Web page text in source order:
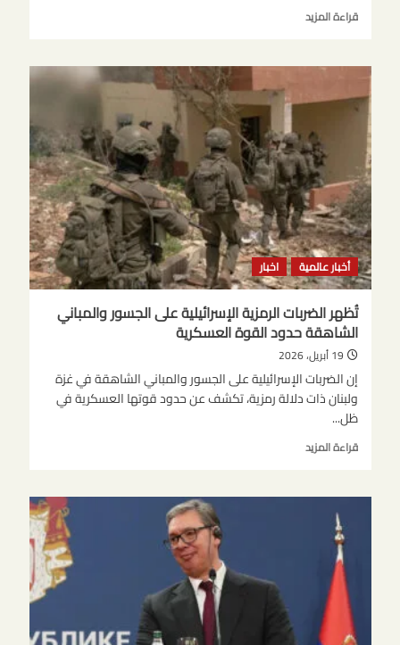
قراءة المزيداقرأ
رئيس
بنيامين
نتنياهو
يلتقي
برئيس
الأرجنتين
خافيير
ميلي
أخبار عالمية اخبار
تُظهر الضربات الرمزية الإسرائيلية على الجسور والمباني
الشاهقة حدود القوة العسكرية
19 أبريل، 2026
إن الضربات الإسرائيلية على الجسور والمباني الشاهقة في غزة
ولبنان ذات دلالة رمزية، تكشف عن حدود قوتها العسكرية في
ظل...
قراءة المزيداقرأ
تُظهر
والمباني
الشاهقة
حدود